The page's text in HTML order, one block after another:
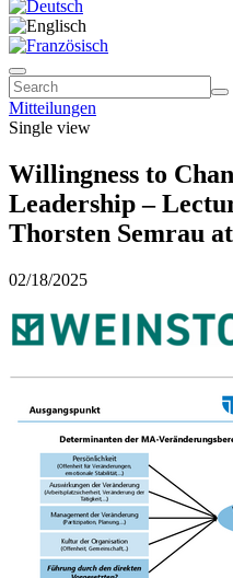
Mitteilungen
Single view
Willingness to
Leadership –
Thorsten Semrau
02/18/2025